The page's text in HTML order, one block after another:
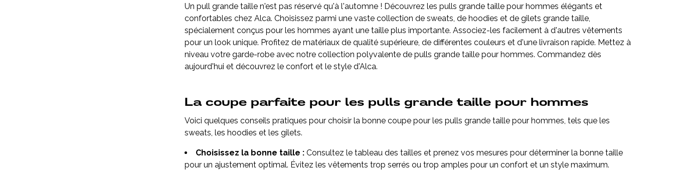
Un pull grande taille n'est pas réservé qu'à l'automne ! Découvrez les pulls grande taille pour hommes élégants et
confortables chez Alca. Choisissez parmi une vaste collection de sweats, de hoodies et de gilets grande taille,
spécialement conçus pour les hommes ayant une taille plus importante. Associez-les facilement à d'autres vêtements
pour un look unique. Profitez de matériaux de qualité supérieure, de différentes couleurs et d'une livraison rapide. Mettez à
niveau votre garde-robe avec notre collection polyvalente de pulls grande taille pour hommes. Commandez dès
aujourd'hui et découvrez le confort et le style d'Alca.
La coupe parfaite pour les pulls grande taille pour hommes
Voici quelques conseils pratiques pour choisir la bonne coupe pour les pulls grande taille pour hommes, tels que les
sweats, les hoodies et les gilets.
Choisissez la bonne taille : Consultez le tableau des tailles et prenez vos mesures pour déterminer la bonne taille
pour un ajustement optimal. Évitez les vêtements trop serrés ou trop amples pour un confort et un style maximum.